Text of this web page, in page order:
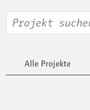
Alle Projekte